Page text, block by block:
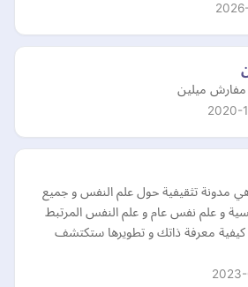
مفارش ميلين
2020-
تثقيفية حول علم النفس و جميع
و علم نفس عام و علم النفس المرتبط
كيفية معرفة ذاتك و تطويرها ستكتشف